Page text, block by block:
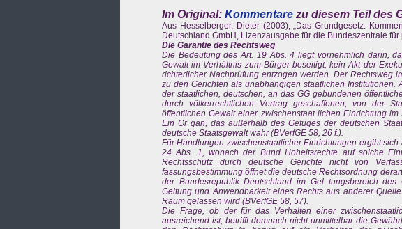
Im Original: Kommentare zu diesem Teil des
Aus Hesselberger, Dieter (2003), „Das Grundgesetz.
Deutschland GmbH, Lizenzausgabe für die Bundeszentrale
Die Garantie des Rechtsweg
Die Bedeutung des Art. 19 Abs. 4 liegt vornehmlich darin,
Gewalt im Verhältnis zum Bürger beseitigt; kein Akt der
richterlicher Nachprüfung entzogen werden. Der Rechtsweg
zu den Gerichten als unabhängigen staatlichen Institutionen.
der staatlichen, deutschen, an das GG gebundenen
durch völkerrechtlichen Vertrag geschaffenen, von der
öffentlichen Gewalt einer zwischenstaat lichen Einrichtung
Ein Or gan, das außerhalb des Gefüges der deutschen
deutsche Staatsgewalt wahr (BVerfGE 58, 26 f.).
Für Handlungen zwischenstaatlicher Einrichtungen ergibt
24 Abs. 1, wonach der Bund Hoheitsrechte auf solche
Rechtsschutz durch deutsche Gerichte nicht von
fassungsbestimmung öffnet die deutsche Rechtsordnung
der Bundesrepublik Deutschland im Gel tungsbereich des
Geltung und Anwendbarkeit eines Rechts aus anderer
Raum gelassen wird (BVerfGE 58, 57).
Die Frage, ob der für das Verhalten einer
ausreichend ist, betrifft demnach nicht unmittelbar die